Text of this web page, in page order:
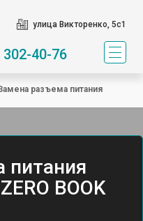
улица Викторенко, 5с1
40-76
разъема питания
питания
BOOK